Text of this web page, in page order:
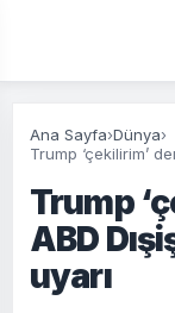
Ana Sayfa›Dünya›
Trump ‘çekilirim’
Trump
ABD
uyarı